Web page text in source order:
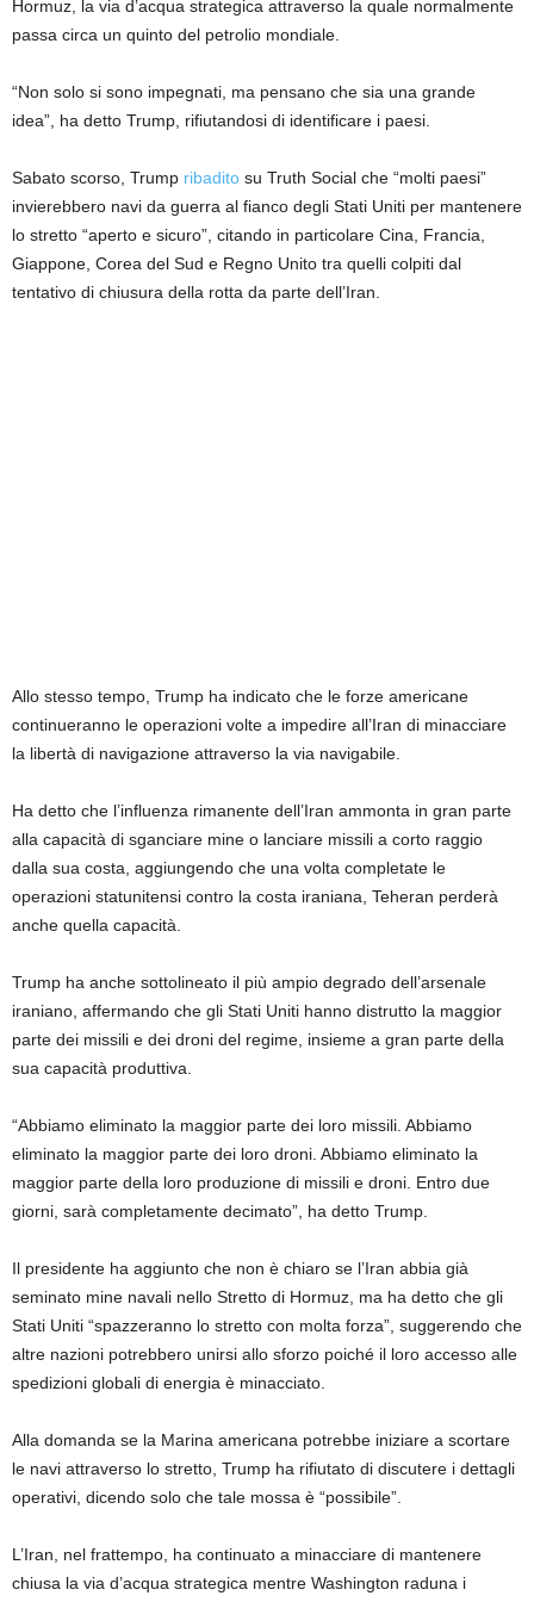
Hormuz, la via d’acqua strategica attraverso la quale normalmente
passa circa un quinto del petrolio mondiale.
“Non solo si sono impegnati, ma pensano che sia una grande
idea”, ha detto Trump, rifiutandosi di identificare i paesi.
Sabato scorso, Trump ribadito su Truth Social che “molti paesi”
invierebbero navi da guerra al fianco degli Stati Uniti per mantenere
lo stretto “aperto e sicuro”, citando in particolare Cina, Francia,
Giappone, Corea del Sud e Regno Unito tra quelli colpiti dal
tentativo di chiusura della rotta da parte dell’Iran.
Allo stesso tempo, Trump ha indicato che le forze americane
continueranno le operazioni volte a impedire all’Iran di minacciare
la libertà di navigazione attraverso la via navigabile.
Ha detto che l’influenza rimanente dell’Iran ammonta in gran parte
alla capacità di sganciare mine o lanciare missili a corto raggio
dalla sua costa, aggiungendo che una volta completate le
operazioni statunitensi contro la costa iraniana, Teheran perderà
anche quella capacità.
Trump ha anche sottolineato il più ampio degrado dell’arsenale
iraniano, affermando che gli Stati Uniti hanno distrutto la maggior
parte dei missili e dei droni del regime, insieme a gran parte della
sua capacità produttiva.
“Abbiamo eliminato la maggior parte dei loro missili. Abbiamo
eliminato la maggior parte dei loro droni. Abbiamo eliminato la
maggior parte della loro produzione di missili e droni. Entro due
giorni, sarà completamente decimato”, ha detto Trump.
Il presidente ha aggiunto che non è chiaro se l’Iran abbia già
seminato mine navali nello Stretto di Hormuz, ma ha detto che gli
Stati Uniti “spazzeranno lo stretto con molta forza”, suggerendo che
altre nazioni potrebbero unirsi allo sforzo poiché il loro accesso alle
spedizioni globali di energia è minacciato.
Alla domanda se la Marina americana potrebbe iniziare a scortare
le navi attraverso lo stretto, Trump ha rifiutato di discutere i dettagli
operativi, dicendo solo che tale mossa è “possibile”.
L’Iran, nel frattempo, ha continuato a minacciare di mantenere
chiusa la via d’acqua strategica mentre Washington raduna i